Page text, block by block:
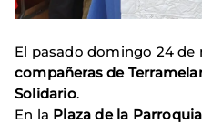
El pasado domingo 24 de
compañeras de
Solidario.
En la Plaza de la